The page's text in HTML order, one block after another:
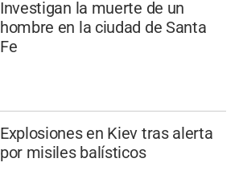
Investigan la muerte de un
hombre en la ciudad de Santa
Fe
Explosiones en Kiev tras alerta
por misiles balísticos